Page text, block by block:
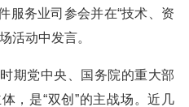
服务业司参会并在“技术、资
活动中发言。
期党中央、国务院的重大部
，是“双创”的主战场。近几